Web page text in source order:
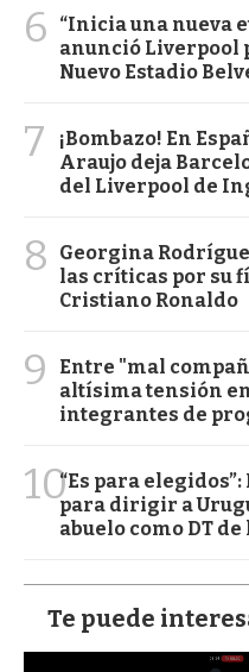
6
“Inicia una nueva
anunció Liverpool
Nuevo Estadio
7
¡Bombazo! En
Araujo deja
del Liverpool de
8
Georgina
las críticas por su
Cristiano Ronaldo
9
Entre "mal
altísima tensión
integrantes de
10“Es para
para dirigir a
abuelo como DT de
Te puede